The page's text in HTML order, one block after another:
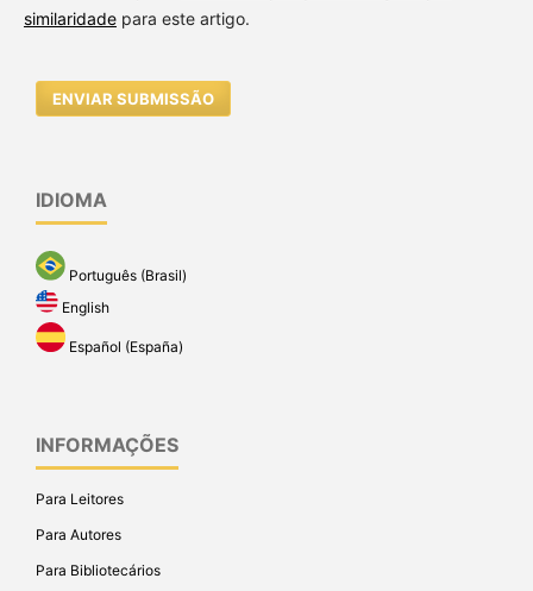
similaridadepara este artigo.
ENVIAR SUBMISSÃO
IDIOMA
Português (Brasil)
English
Español (España)
INFORMAÇÕES
Para Leitores
Para Autores
Para Bibliotecários